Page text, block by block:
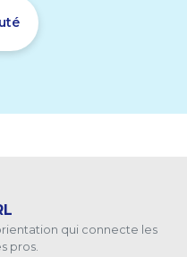
qui connecte les
pros.